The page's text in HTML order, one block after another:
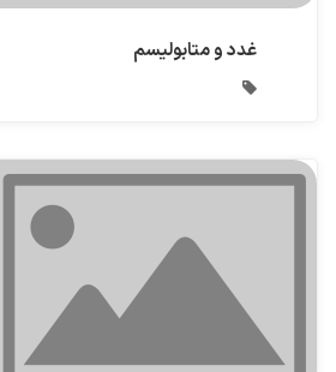
غدد و متابولیسم